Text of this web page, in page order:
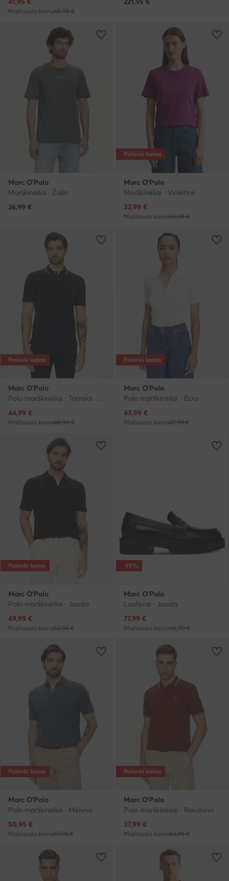
Mažiausia kaina48,95 €
Marc O'Polo
Marškinėliai · Žalia
26,99 €
Palanki kaina
Marc O'Polo
Marškinėliai · Violetinė
Dabartinė kaina
32,99 €
Mažiausia kaina34,99 €
Palanki kaina
Marc O'Polo
Polo marškinėliai · Tamsiai mėlyna
Dabartinė kaina
44,99 €
Mažiausia kaina48,99 €
Palanki kaina
Marc O'Polo
Polo marškinėliai · Écru
Dabartinė kaina
43,99 €
Mažiausia kaina47,99 €
Palanki kaina
Marc O'Polo
Polo marškinėliai · Juoda
Dabartinė kaina
49,99 €
Mažiausia kaina52,95 €
-19%
Marc O'Polo
Loaferai · Juoda
Dabartinė kaina
77,99 €
Mažiausia kaina96,99 €
Palanki kaina
Marc O'Polo
Polo marškinėliai · Mėlyna
Dabartinė kaina
50,95 €
Mažiausia kaina57,95 €
Palanki kaina
Marc O'Polo
Polo marškinėliai · Raudona
Dabartinė kaina
37,99 €
Mažiausia kaina43,99 €